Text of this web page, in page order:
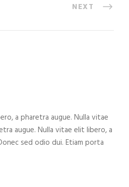
NEXT
a pharetra augue. Nulla vitae
augue. Nulla vitae elit libero, a
sed odio dui. Etiam porta